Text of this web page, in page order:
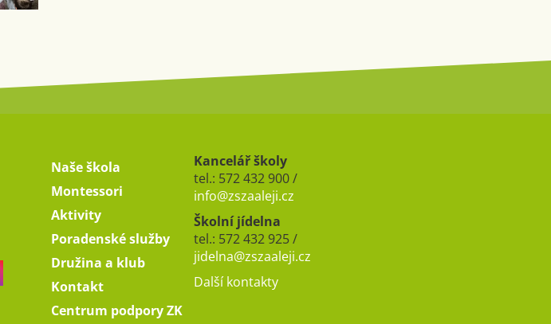
Naše škola
Montessori
Aktivity
Poradenské služby
Družina a klub
Kontakt
Centrum podpory ZK
Kancelář školy
tel.: 572 432 900 /
info@zszaaleji.cz
Školní jídelna
tel.: 572 432 925 /
jidelna@zszaaleji.cz
Další kontakty